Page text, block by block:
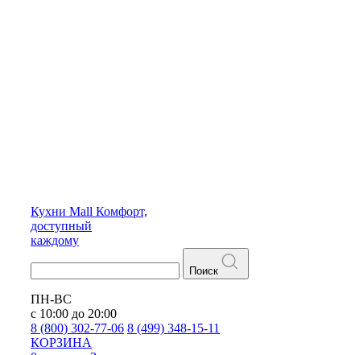
Кухни Mall Комфорт,
доступный
каждому
Поиск
ПН-ВС
с 10:00 до 20:00
8 (800) 302-77-06 8 (499) 348-15-11
КОРЗИНА